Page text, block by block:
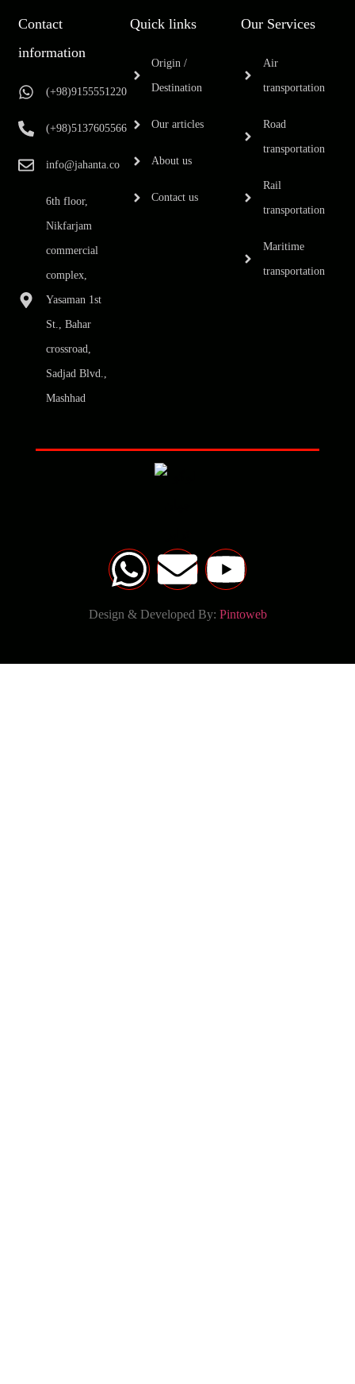
Contact
information
(+98)9155551220
(+98)5137605566
info@jahanta.co
6th floor,
Nikfarjam
commercial
complex,
Yasaman 1st
St., Bahar
crossroad,
Sadjad Blvd.,
Mashhad
Quick links
Origin /
Destination
Our articles
About us
Contact us
Our Services
Air
transportation
Road
transportation
Rail
transportation
Maritime
transportation
Design & Developed By: Pintoweb